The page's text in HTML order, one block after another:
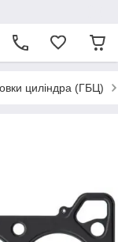
циліндра (ГБЦ)